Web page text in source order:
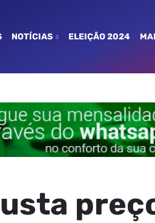
NOTÍCIAS ELEIÇÃO 2024